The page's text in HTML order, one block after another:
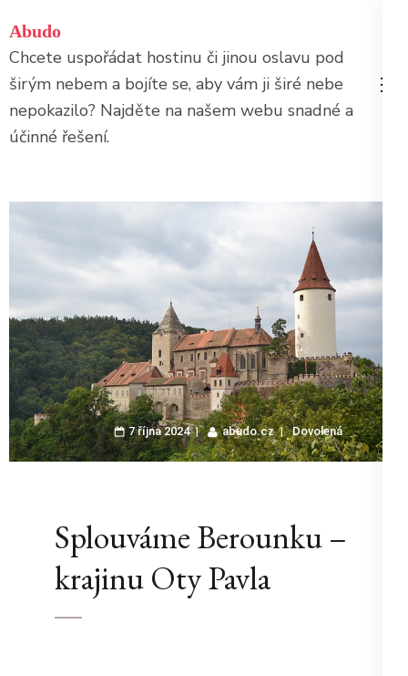
na
obsah
(stiskněte
Enter)
Abudo
Chcete uspořádat hostinu či jinou oslavu pod
širým nebem a bojíte se, aby vám ji širé nebe
nepokazilo? Najděte na našem webu snadné a
účinné řešení.
7 října 2024 abudo.cz Dovolená
Splouváme Berounku –
krajinu Oty Pavla